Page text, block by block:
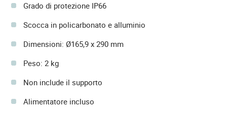
Grado di protezione IP66
Scocca in policarbonato e alluminio
Dimensioni: Ø165,9 x 290 mm
Peso: 2 kg
Non include il supporto
Alimentatore incluso